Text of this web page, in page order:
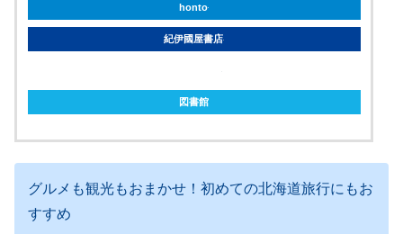
honto
紀伊國屋書店
図書館
グルメも観光もおまかせ！初めての北海道旅行にもお
すすめ